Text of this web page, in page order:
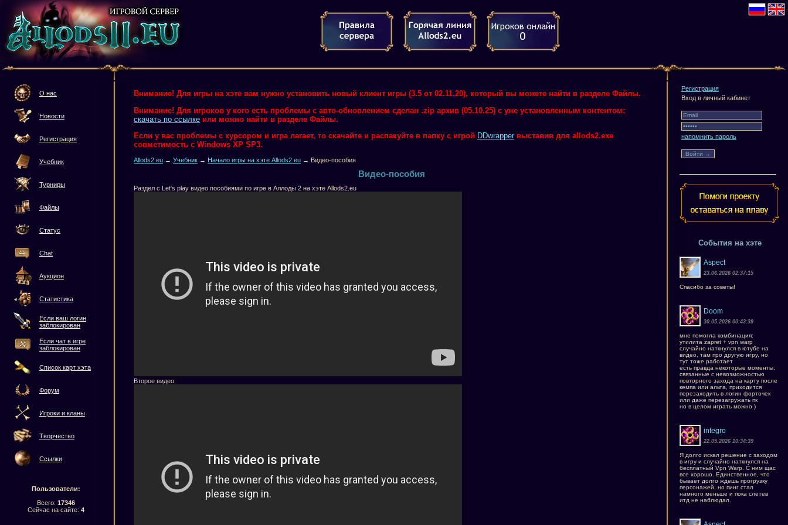
О нас
Новости
Регистрация
Учебник
Турниры
Файлы
Статус
Chat
Аукцион
Статистика
Если ваш логин
заблокирован
Если чат в игре
заблокирован
Список карт хэта
Форум
Игроки и кланы
Творчество
Ссылки
Пользователи:
Всего: 17346
Сейчас на сайте: 4
Внимание! Для игры на хэте вам нужно установить новый клиент игры (3.5 от 02.11.20), который вы можете найти в разделе Файлы.
Внимание! Для игроков у кого есть проблемы с авто-обновлением сделан .zip архив (05.10.25) с уже установленным контентом:
скачать по ссылке или можно найти в разделе Файлы.
Если у вас проблемы с курсором и игра лагает, то скачайте и распакуйте в папку с игрой DDwrapper выставив для allods2.exe
совметимость с Windows XP SP3.
Allods2.eu → Учебник → Начало игры на хэте Allods2.eu → Видео-пособия
Видео-пособия
Раздел с Let's play видео пособиями по игре в Аллоды 2 на хэте Allods2.eu
Второе видео:
Регистрация
Вход в личный кабинет
напомнить пароль
События на хэте
Aspect
23.06.2026 02:37:15
Спасибо за советы!
Doom
30.05.2026 00:43:39
мне помогла комбинация:
утилита zapret + vpn warp
случайно наткнулся в ютубе на
видео, там про другую игру, но
тут тоже работает
есть правда некоторые моменты,
связанные с невозможностью
повторного захода на карту после
кемпа или альта, приходится
перезаходить в логин форточек
или даже перезагружать пк
но в целом играть можно )
integro
22.05.2026 10:34:39
Я долго искал решение с заходом
в игру и случайно наткнулся на
бесплатный Vpn Warp. С ним щас
все хорошо. Единственное, что
бывает долго ждешь прогрузку
персонажей, но пинг стал
намного меньше и пока слетев
итд не наблюдал.